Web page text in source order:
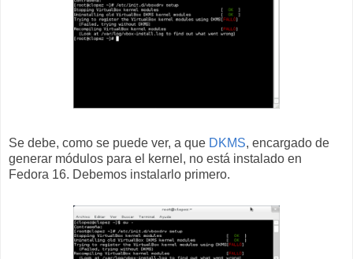
Se debe, como se puede ver, a que DKMS, encargado de
generar módulos para el kernel, no está instalado en
Fedora 16. Debemos instalarlo primero.